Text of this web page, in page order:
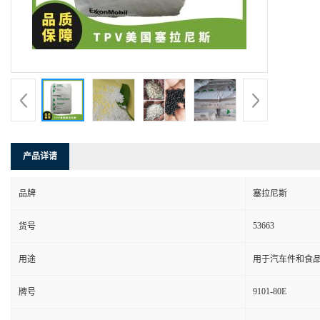
产品详请
品牌 塞拉尼斯
货号 53663
用途 用于汽车件和食
牌号 9101-80E